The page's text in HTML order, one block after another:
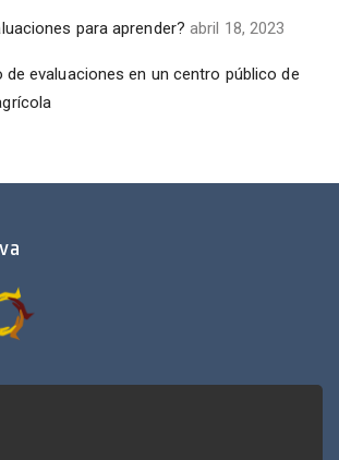
para aprender? abril 18, 2023
de evaluaciones en un centro público de